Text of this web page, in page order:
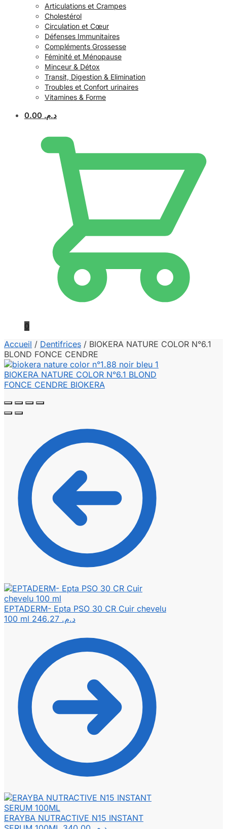
Articulations et Crampes
Cholestérol
Circulation et Cœur
Défenses Immunitaires
Compléments Grossesse
Féminité et Ménopause
Minceur & Détox
Transit, Digestion & Elimination
Troubles et Confort urinaires
Vitamines & Forme
د.م. 0.00
0
Accueil / Dentifrices / BIOKERA NATURE COLOR N°6.1
BLOND FONCE CENDRE
EPTADERM- Epta PSO 30 CR Cuir chevelu
100 ml
د.م.
ERAYBA NUTRACTIVE N15 INSTANT